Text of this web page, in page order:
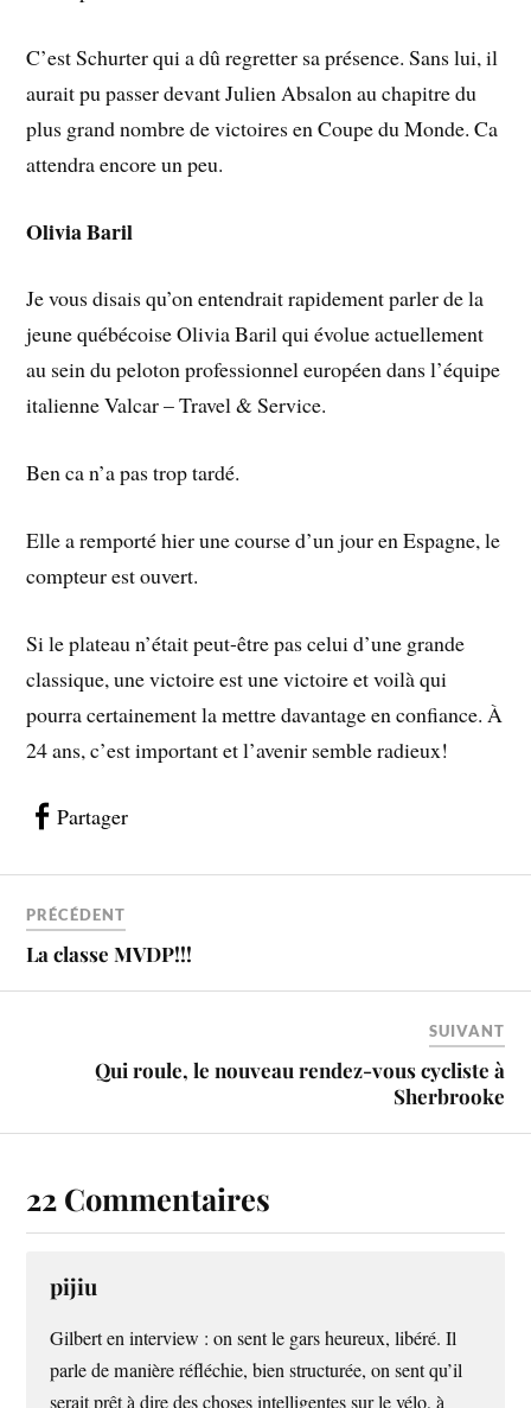
C’est Schurter qui a dû regretter sa présence. Sans lui, il
aurait pu passer devant Julien Absalon au chapitre du
plus grand nombre de victoires en Coupe du Monde. Ca
attendra encore un peu.
Olivia Baril
Je vous disais qu’on entendrait rapidement parler de la
jeune québécoise Olivia Baril qui évolue actuellement
au sein du peloton professionnel européen dans l’équipe
italienne Valcar – Travel & Service.
Ben ca n’a pas trop tardé.
Elle a remporté hier une course d’un jour en Espagne, le
compteur est ouvert.
Si le plateau n’était peut-être pas celui d’une grande
classique, une victoire est une victoire et voilà qui
pourra certainement la mettre davantage en confiance. À
24 ans, c’est important et l’avenir semble radieux!
Partager
PRÉCÉDENT
La classe MVDP!!!
SUIVANT
Qui roule, le nouveau rendez-vous cycliste à
Sherbrooke
22 Commentaires
pijiu
Gilbert en interview : on sent le gars heureux, libéré. Il
parle de manière réfléchie, bien structurée, on sent qu’il
serait prêt à dire des choses intelligentes sur le vélo, à